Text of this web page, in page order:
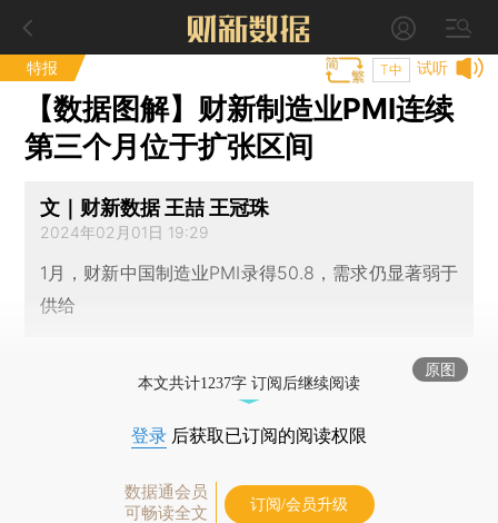
特报 试听
T中
【数据图解】财新制造业PMI连续
第三个月位于扩张区间
文｜财新数据 王喆 王冠珠
2024年02月01日 19:29
1月，财新中国制造业PMI录得50.8，需求仍显著弱于
供给
原图
本文共计1237字 订阅后继续阅读
登录 后获取已订阅的阅读权限
数据通会员
可畅读全文
订阅/会员升级